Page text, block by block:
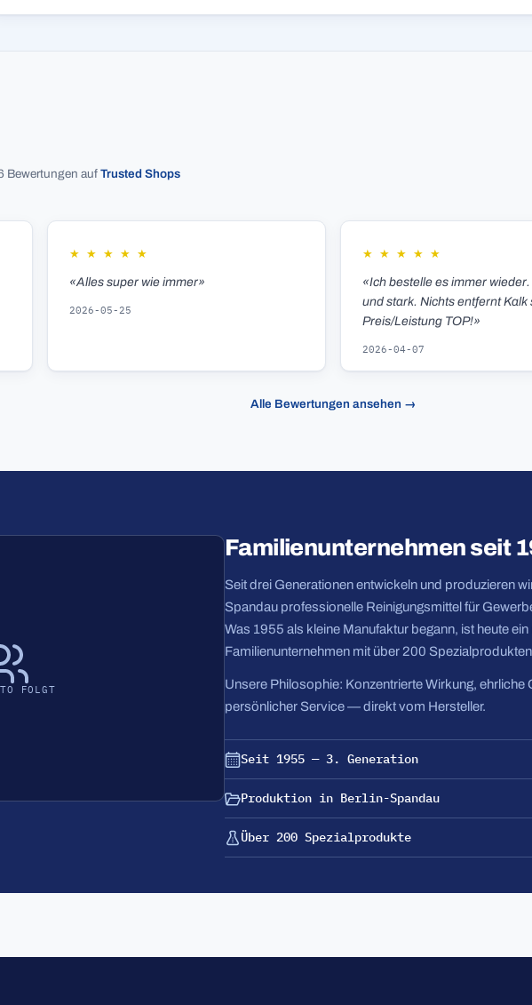
Bewertungen aufTrusted Shops
★ ★ ★ ★ ★
«Alles super wie immer»
2026-05-25
★ ★ ★ ★ ★
«Ich bestelle es immer
und stark. Nichts entfernt Kalk
Preis/Leistung TOP!»
2026-04-07
Alle Bewertungen ansehen →
FOLGT
Familienunternehmen seit
Seit drei Generationen entwickeln und produzieren
Spandau professionelle Reinigungsmittel für
Was 1955 als kleine Manufaktur begann, ist heute
Familienunternehmen mit über 200
Unsere Philosophie: Konzentrierte Wirkung, ehrliche
persönlicher Service — direkt vom Hersteller.
Seit 1955 — 3. Generation
Produktion in Berlin-Spandau
Über 200 Spezialprodukte